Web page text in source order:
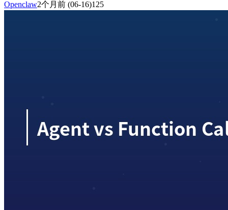
Openclaw2个月前 (06-16)125